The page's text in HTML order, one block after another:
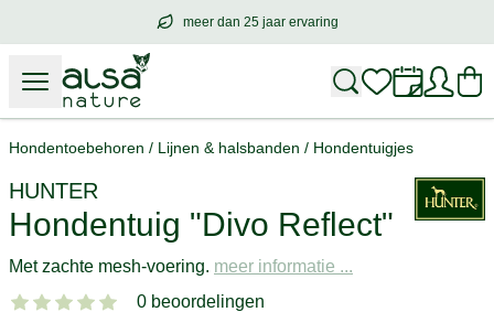
meer dan 25 jaar ervaring
meer dan25 jaar ervaring
Hondentoebehoren / Lijnen & halsbanden / Hondentuigjes
HUNTER
Hondentuig "Divo Reflect"
Met zachte mesh-voering. meer informatie ...
0 beoordelingen